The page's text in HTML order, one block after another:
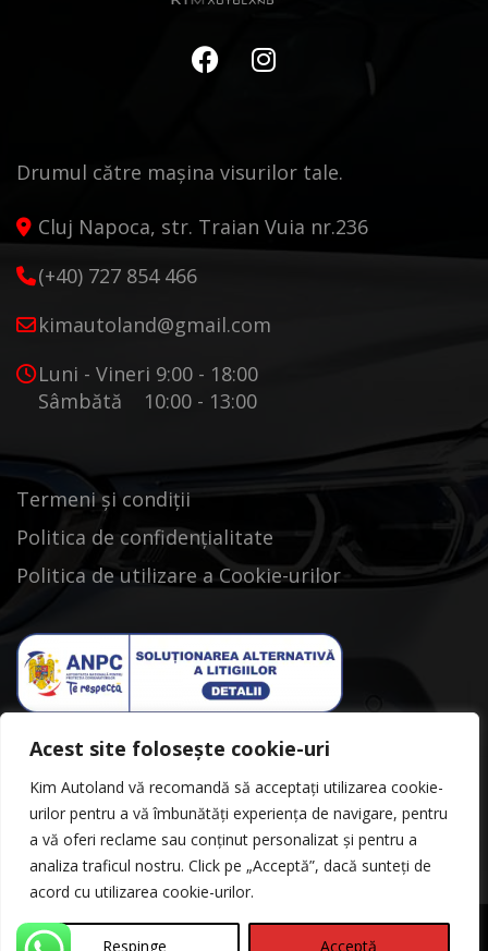
Acest site folosește cookie-uri
Kim Autoland vă recomandă să acceptați utilizarea cookie-
urilor pentru a vă îmbunătăți experiența de navigare, pentru
a vă oferi reclame sau conținut personalizat și pentru a
analiza traficul nostru. Click pe „Acceptă”, dacă sunteți de
acord cu utilizarea cookie-urilor.
Respinge Acceptă
Drumul către mașina visurilor tale.
Cluj Napoca, str. Traian Vuia nr.236
(+40) 727 854 466
kimautoland@gmail.com
Luni - Vineri 9:00 - 18:00
Sâmbătă 10:00 - 13:00
Termeni și condiții
Politica de confidențialitate
Politica de utilizare a Cookie-urilor